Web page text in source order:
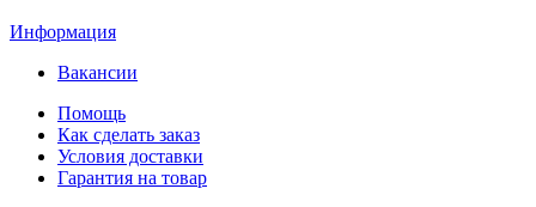
Информация
Вакансии
Помощь
Как сделать заказ
Условия доставки
Гарантия на товар